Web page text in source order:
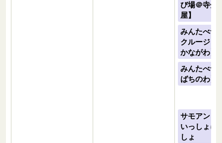
び場＠寺分
屋】
みんたべ食
クルージョ
かながわ】
みんたべ食
ばちのわ】
サモアンと
いっしょに
しょ